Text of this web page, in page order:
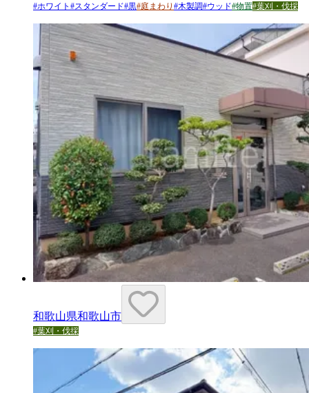
#ホワイト #スタンダード#黒#庭まわり #木製調#ウッド#物置#葉刈・伐採
和歌山県和歌山市
#葉刈・伐採